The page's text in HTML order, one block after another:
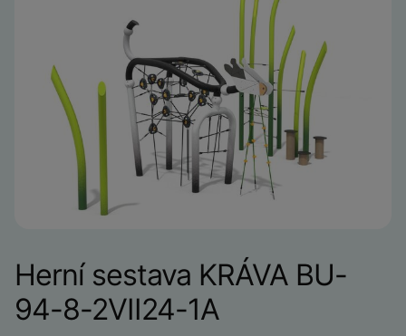
Herní sestava KRÁVA BU-
94-8-2VII24-1A